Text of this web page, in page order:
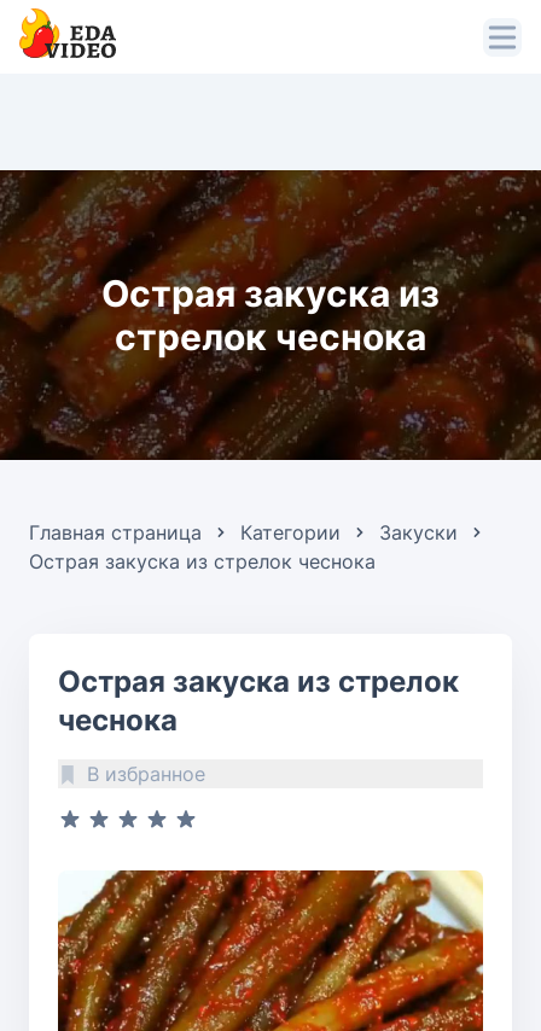
Острая закуска из
стрелок чеснока
Главная страница Категории
Закуски
Острая закуска из стрелок чеснока
Острая закуска из стрелок
чеснока
В избранное